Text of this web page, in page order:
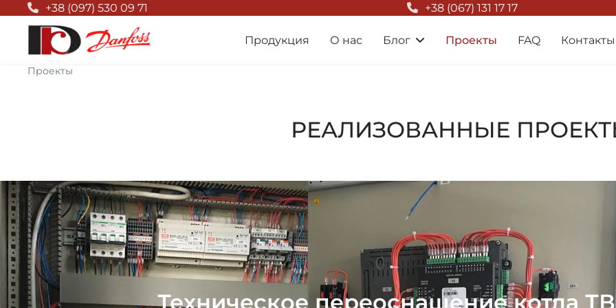
Null Top+38 (097) 530 09 71 +38 (067) 131 17 17
Продукция О нас Блог Проекты FAQ Контакты
Проекты
РЕАЛИЗОВАННЫЕ
Техническое переоснащение котла